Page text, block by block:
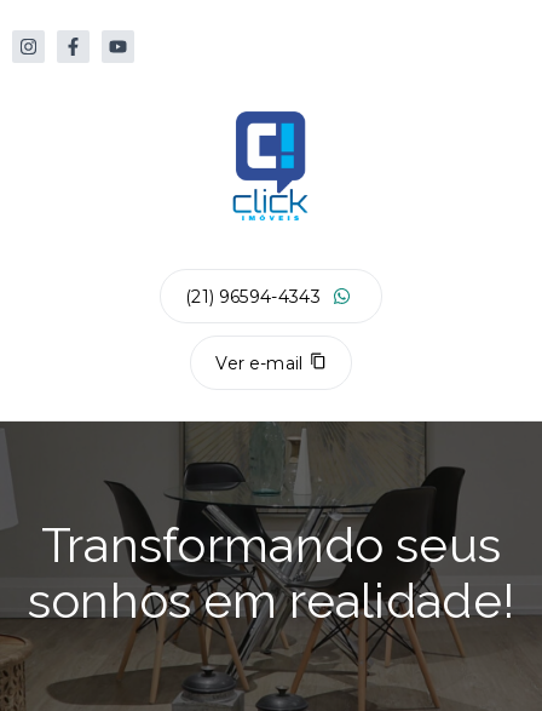
Ver e-mail
(21) 96594-4343
Transformando seus
sonhos em realidade!